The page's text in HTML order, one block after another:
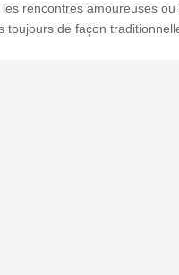
les rencontres amoureuses
toujours de façon